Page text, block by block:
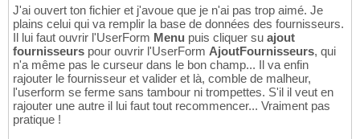
J'ai ouvert ton fichier et j'avoue que je n'ai pas trop aimé. Je
plains celui qui va remplir la base de données des fournisseurs.
Il lui faut ouvrir l'UserForm Menu puis cliquer su ajout
fournisseurs pour ouvrir l'UserForm AjoutFournisseurs, qui
n'a même pas le curseur dans le bon champ... Il va enfin
rajouter le fournisseur et valider et là, comble de malheur,
l'userform se ferme sans tambour ni trompettes. S'il il veut en
rajouter une autre il lui faut tout recommencer... Vraiment pas
pratique !